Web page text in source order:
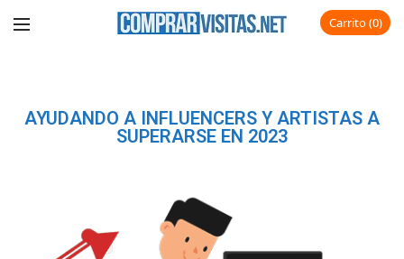
Carrito 0
AYUDANDO A INFLUENCERS Y ARTISTAS A
SUPERARSE EN 2023